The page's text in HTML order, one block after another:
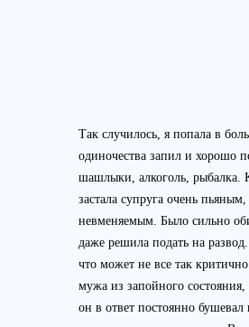
Так случилось, я попала в
одиночества запил и хорошо
шашлыки, алкоголь, рыбалка.
застала супруга очень
невменяемым. Было сильно
даже решила подать на
что может не все так
мужа из запойного состояния,
он в ответ постоянно